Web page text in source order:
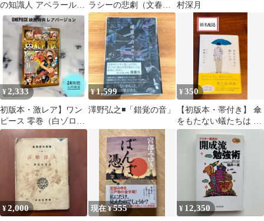
の知識人 アベラールか
らエラスムスへ 岩波新
ラシーの悲劇（文春学
藝ライブラリー）※初
版
村深月
¥2,333
初版本・激レア】ワン
ピース 零巻（白ゾロ／
たった1人で／"金獅子
のシキ）
¥1,599
澤野弘之◾️「錯覚の音」
¥350
【初版本・帯付き】 傘
をもたない蟻たちは 加
藤シゲアキ NEWS 単行
¥2,000 現在 ¥555 ¥ 12,350